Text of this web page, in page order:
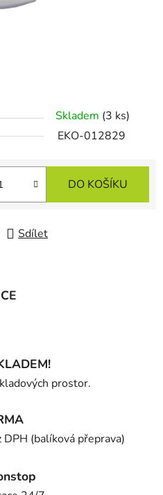
Skladem (3 ks)
EKO-012829
DO KOŠÍKU
Sdílet
prostor.
(balíková přeprava)